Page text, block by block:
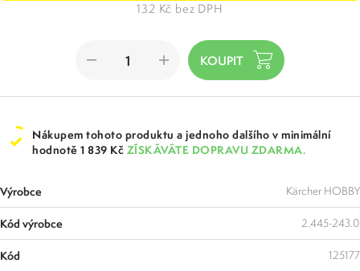
132 Kč bez DPH
Nákupem tohoto produktu a jednoho dalšího v minimální
hodnotě 1 839 Kč ZÍSKÁVÁTE DOPRAVU ZDARMA.
Výrobce Kärcher HOBBY
Kód výrobce 2.445-243.0
Kód 125177